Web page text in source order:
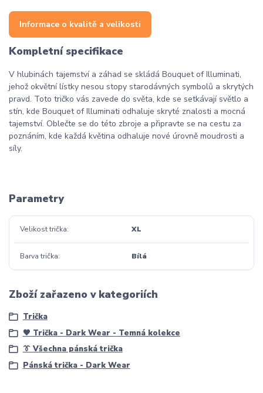
Informace o kvalitě a velikosti
Kompletní specifikace
V hlubinách tajemství a záhad se skládá Bouquet of Illuminati,
jehož okvětní lístky nesou stopy starodávných symbolů a skrytých
pravd. Toto tričko vás zavede do světa, kde se setkávají světlo a
stín, kde Bouquet of Illuminati odhaluje skryté znalosti a mocná
tajemství. Oblečte se do této zbroje a připravte se na cestu za
poznáním, kde každá květina odhaluje nové úrovně moudrosti a
síly.
Parametry
Velikost trička XL
Barva trička Bílá
Zboží zařazeno v kategoriích
Trička
🖤 Trička - Dark Wear - Temná kolekce
👔 Všechna pánská trička
Pánská trička - Dark Wear